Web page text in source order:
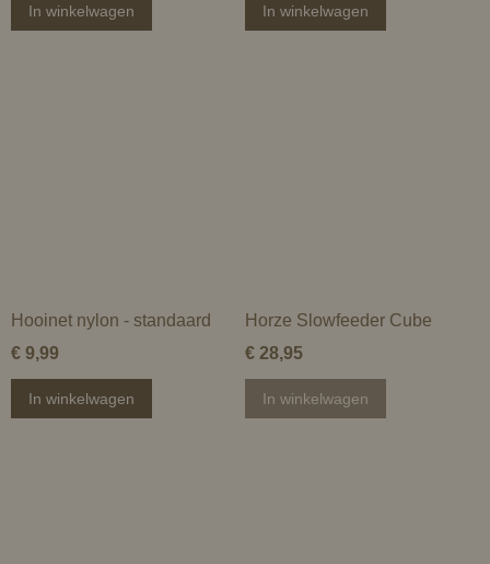
In winkelwagen In winkelwagen
Hooinet nylon - standaard
€ 9,99
In winkelwagen
Horze Slowfeeder Cube
€ 28,95
In winkelwagen